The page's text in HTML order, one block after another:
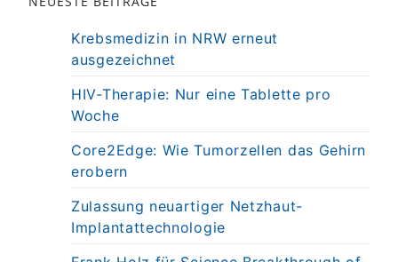
Krebsmedizin in NRW erneut
ausgezeichnet
HIV-Therapie: Nur eine Tablette pro
Woche
Core2Edge: Wie Tumorzellen das Gehirn
erobern
Zulassung neuartiger Netzhaut-
Implantattechnologie